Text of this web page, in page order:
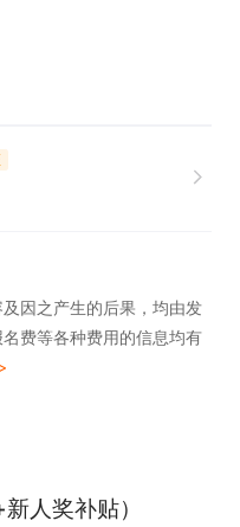
因之产生的后果，均由发
费等各种费用的信息均有
人奖补贴）